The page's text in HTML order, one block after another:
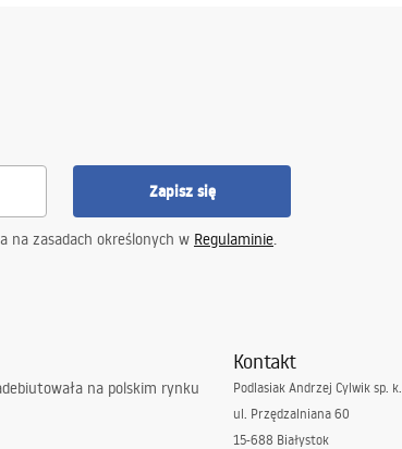
Zapisz się
na zasadach określonych w Regulaminie.
na polskim rynku
Kontakt
Podlasiak Andrzej Cylwik sp. k.
ul. Przędzalniana 60
15-688 Białystok